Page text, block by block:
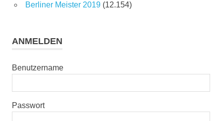
Berliner Meister 2019 (12.154)
ANMELDEN
Benutzername
Passwort